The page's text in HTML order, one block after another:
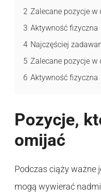
2 Zalecane pozycje w
3 Aktywność fizyczna
4 Najczęściej
5 Zalecane pozycje w
6 Aktywność fizyczna
Pozycje,
omijać
Podczas ciąży ważne
mogą wywierać